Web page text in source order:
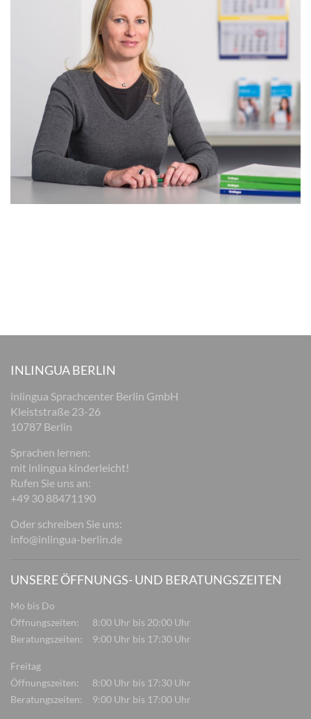
INLINGUA BERLIN
inlingua Sprachcenter Berlin GmbH
Kleiststraße 23-26
10787 Berlin
Sprachen lernen:
mit inlingua kinderleicht!
Rufen Sie uns an:
+49 30 88471190
Oder schreiben Sie uns:
info@inlingua-berlin.de
UNSERE ÖFFNUNGS- UND BERATUNGSZEITEN
Mo bis Do
Öffnungszeiten:
8:00 Uhr bis 20:00 Uhr
Beratungszeiten:
9:00 Uhr bis 17:30 Uhr
Freitag
Öffnungszeiten:
8:00 Uhr bis 17:30 Uhr
Beratungszeiten:
9:00 Uhr bis 17:00 Uhr